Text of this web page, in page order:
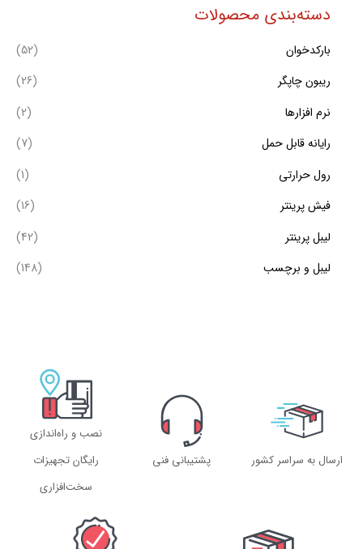
دسته‌بندی محصولات
بارکدخوان
(52)
ریبون چاپگر
(26)
نرم افزارها
(2)
رایانه قابل حمل
(7)
رول حرارتی
(1)
فیش پرینتر
(16)
لیبل پرینتر
(42)
لیبل و برچسب
(148)
ارسال به سراسر کشور پشتیبانی فنی
نصب و راه‌اندازی
رایگان تجهیزات
سخت‌افزاری